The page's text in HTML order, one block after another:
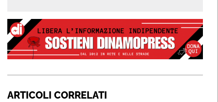
ARTICOLI CORRELATI